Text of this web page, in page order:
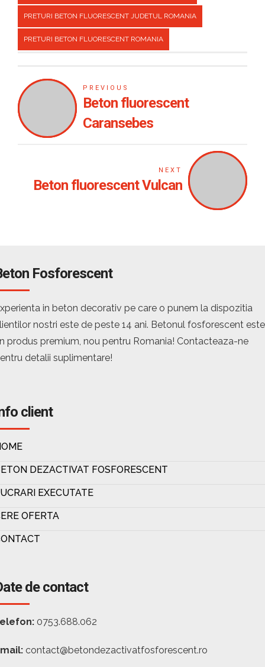
PRETURI BETON FLUORESCENT JUDETUL ROMANIA
PRETURI BETON FLUORESCENT ROMANIA
PREVIOUS
Beton fluorescent
Caransebes
NEXT
Beton fluorescent Vulcan
Fosforescent
in beton decorativ pe care o punem la dispozitia
nostri este de peste 14 ani. Betonul fosforescent este
produs premium, nou pentru Romania! Contacteaza-ne
detalii suplimentare!
client
DEZACTIVAT FOSFORESCENT
EXECUTATE
OFERTA
de contact
0753.688.062
contact@betondezactivatfosforescent.ro